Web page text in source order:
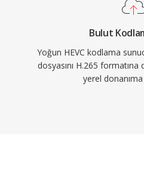
Bulut
Yoğun HEVC kodlama
dosyasını H.265
yerel